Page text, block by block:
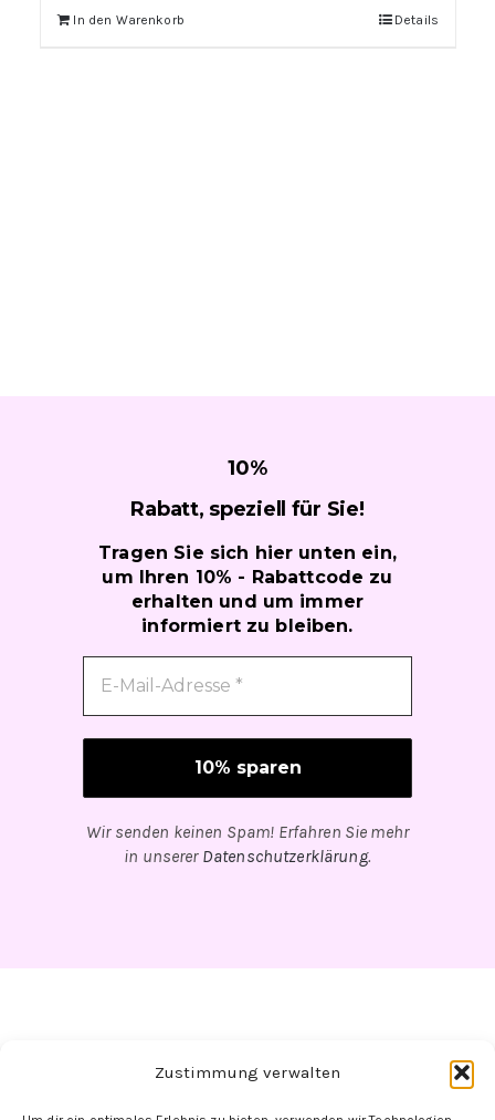
Zustimmung verwalten
In den Warenkorb Details
10%
Rabatt, speziell für Sie!
Tragen Sie sich hier unten ein,
um Ihren 10% - Rabattcode zu
erhalten und um immer
informiert zu bleiben.
Wir senden keinen Spam! Erfahren Sie mehr
in unserer Datenschutzerklärung.